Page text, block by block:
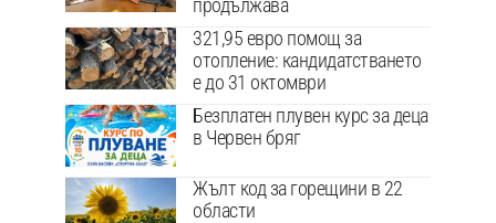
321,95 евро помощ за
отопление: кандидатстването
е до 31 октомври
Безплатен плувен курс за деца
в Червен бряг
Жълт код за горещини в 22
области